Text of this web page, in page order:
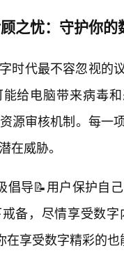
之忧：守护你的
时代最不容忽视的
给电脑带来病毒
源审核机制。每一
在威胁。
倡导📝用户保护自
备，尽情享受数
享受数字精彩的也